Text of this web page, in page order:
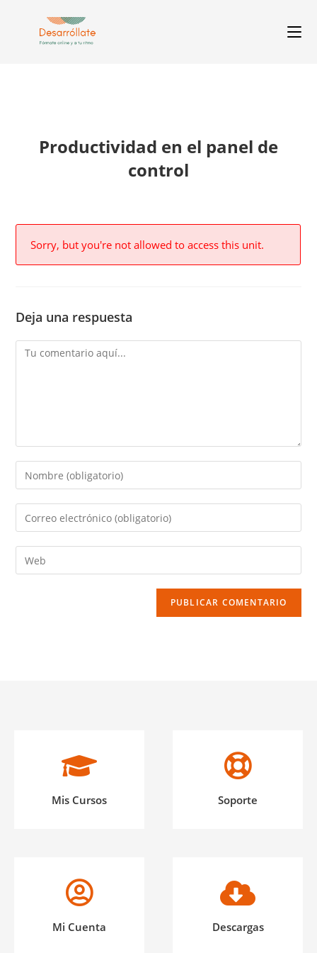
Productividad en el panel de
control
Sorry, but you're not allowed to access this unit.
Deja una respuesta
Mis Cursos Soporte
Mi Cuenta Descargas